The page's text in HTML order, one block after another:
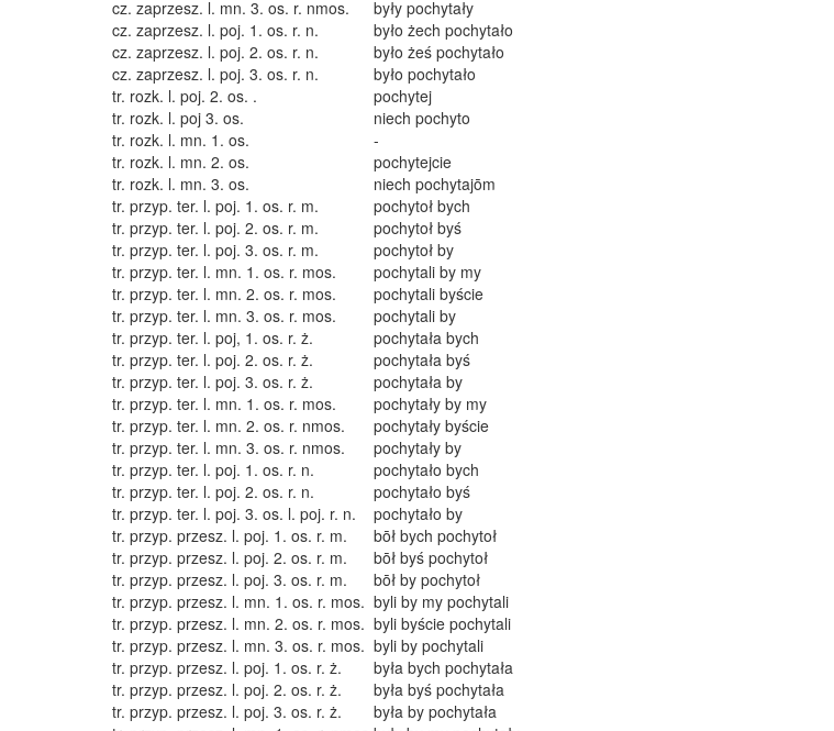
cz. zaprzesz. l. mn. 3. os. r. nmos.
były pochytały
cz. zaprzesz. l. poj. 1. os. r. n.
było żech pochytało
cz. zaprzesz. l. poj. 2. os. r. n.
było żeś pochytało
cz. zaprzesz. l. poj. 3. os. r. n.
było pochytało
tr. rozk. l. poj. 2. os. .
pochytej
tr. rozk. l. poj 3. os.
niech pochyto
tr. rozk. l. mn. 1. os.
-
tr. rozk. l. mn. 2. os.
pochytejcie
tr. rozk. l. mn. 3. os.
niech pochytajōm
tr. przyp. ter. l. poj. 1. os. r. m.
pochytoł bych
tr. przyp. ter. l. poj. 2. os. r. m.
pochytoł byś
tr. przyp. ter. l. poj. 3. os. r. m.
pochytoł by
tr. przyp. ter. l. mn. 1. os. r. mos.
pochytali by my
tr. przyp. ter. l. mn. 2. os. r. mos.
pochytali byście
tr. przyp. ter. l. mn. 3. os. r. mos.
pochytali by
tr. przyp. ter. l. poj, 1. os. r. ż.
pochytała bych
tr. przyp. ter. l. poj. 2. os. r. ż.
pochytała byś
tr. przyp. ter. l. poj. 3. os. r. ż.
pochytała by
tr. przyp. ter. l. mn. 1. os. r. mos.
pochytały by my
tr. przyp. ter. l. mn. 2. os. r. nmos.
pochytały byście
tr. przyp. ter. l. mn. 3. os. r. nmos.
pochytały by
tr. przyp. ter. l. poj. 1. os. r. n.
pochytało bych
tr. przyp. ter. l. poj. 2. os. r. n.
pochytało byś
tr. przyp. ter. l. poj. 3. os. l. poj. r. n.
pochytało by
tr. przyp. przesz. l. poj. 1. os. r. m.
bōł bych pochytoł
tr. przyp. przesz. l. poj. 2. os. r. m.
bōł byś pochytoł
tr. przyp. przesz. l. poj. 3. os. r. m.
bōł by pochytoł
tr. przyp. przesz. l. mn. 1. os. r. mos. byli by my pochytali
tr. przyp. przesz. l. mn. 2. os. r. mos. byli byście pochytali
tr. przyp. przesz. l. mn. 3. os. r. mos. byli by pochytali
tr. przyp. przesz. l. poj. 1. os. r. ż.
była bych pochytała
tr. przyp. przesz. l. poj. 2. os. r. ż.
była byś pochytała
tr. przyp. przesz. l. poj. 3. os. r. ż.
była by pochytała